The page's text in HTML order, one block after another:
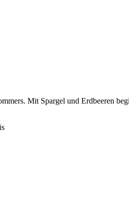
Mit Spargel und Erdbeeren